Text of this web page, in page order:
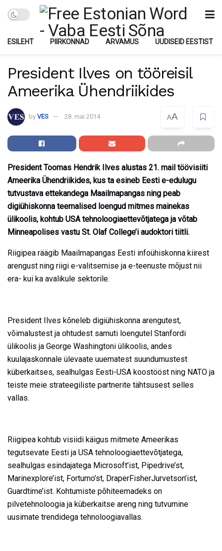
ESILEHT PIIRKONNAD ARVAMUS UUDISEID EESTIST
President Ilves on tööreisil
Ameerika Ühendriikides
by VES 28. mai 2014 AA
President Toomas Hendrik Ilves alustas 21. mail töövisiiti
Ameerika Ühendriikides, kus ta esineb Eesti e-edulugu
tutvustava ettekandega Maailmapangas ning peab
digiühiskonna teemalised loengud mitmes mainekas
ülikoolis, kohtub USA tehnoloogiaettevõtjatega ja võtab
Minneapolises vastu St. Olaf College’i audoktori tiitli.
Riigipea räägib Maailmapangas Eesti infoühiskonna kiirest
arengust ning riigi e-valitsemise ja e-teenuste mõjust nii
era- kui ka avalikule sektorile.
President Ilves kõneleb digiühiskonna arengutest,
võimalustest ja ohtudest samuti loengutel Stanfordi
ülikoolis ja George Washingtoni ülikoolis, andes
kuulajaskonnale ülevaate uuematest suundumustest
küberkaitses, sealhulgas Eesti-USA koostööst ning NATO ja
teiste meie strateegiliste partnerite tähtsusest selles
vallas.
Riigipea kohtub visiidi käigus mitmete Ameerikas
tegutsevate Eesti ja USA tehnoloogiaettevõtjatega,
sealhulgas esindajatega Microsoft’ist, Pipedrive’st,
Marinexplore’ist, Fortumo’st, DraperFisherJurvetson’ist,
Guardtime’ist. Kohtumiste põhiteemadeks on
pilvetehnoloogia ja küberkaitse areng ning tutvumine
uusimate trendidega tehnoloogiavallas.